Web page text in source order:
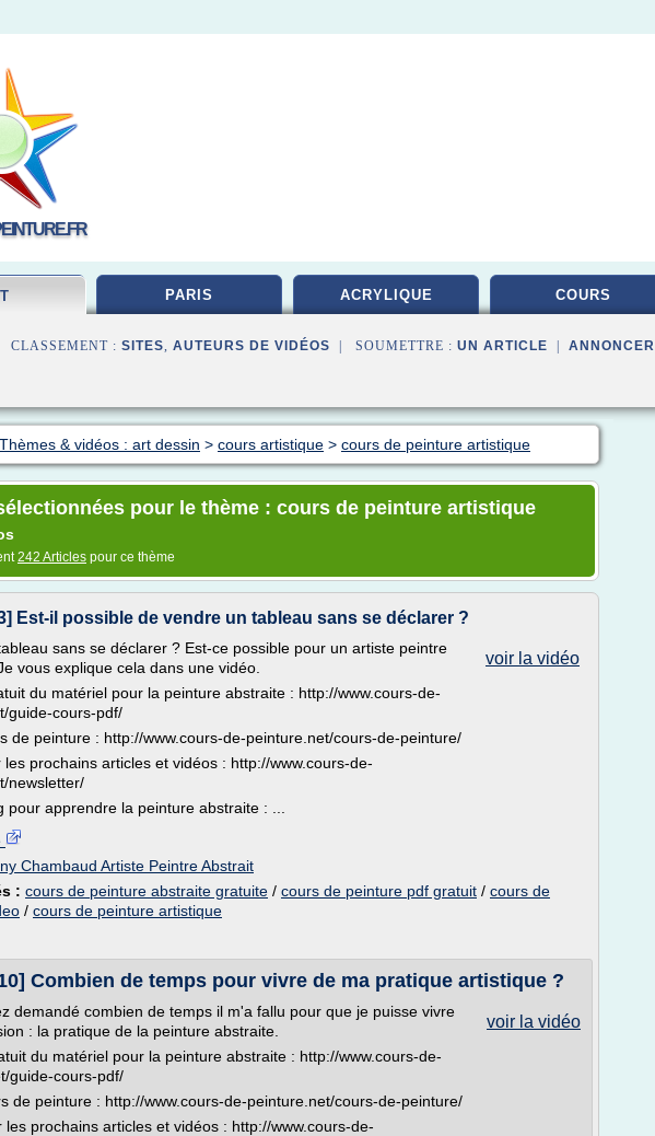
PARIS ACRYLIQUE COURS
: SITES, AUTEURS DE VIDÉOS | SOUMETTRE : UN ARTICLE ANNONCER
Thèmes & vidéos : art dessin > cours artistique > cours de peinture artistique
pour le thème : cours de peinture artistique
242 Articles pour ce thème
Est-il possible de vendre un tableau sans se déclarer ?
voir la vidéo
sans se déclarer ? Est-ce possible pour un artiste peintre
vous explique cela dans une vidéo.
du matériel pour la peinture abstraite : http://www.cours-de-
guide-cours-pdf/
de peinture : http://www.cours-de-peinture.net/cours-de-peinture/
prochains articles et vidéos : http://www.cours-de-
newsletter/
apprendre la peinture abstraite : ...
Chambaud Artiste Peintre Abstrait
: cours de peinture abstraite gratuite / cours de peinture pdf gratuit / cours de
/ cours de peinture artistique
Combien de temps pour vivre de ma pratique artistique ?
voir la vidéo
demandé combien de temps il m'a fallu pour que je puisse vivre
: la pratique de la peinture abstraite.
du matériel pour la peinture abstraite : http://www.cours-de-
guide-cours-pdf/
de peinture : http://www.cours-de-peinture.net/cours-de-peinture/
prochains articles et vidéos : http://www.cours-de-